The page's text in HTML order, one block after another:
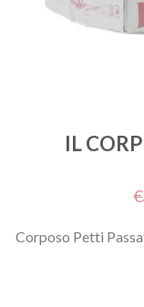
IL
€
Corposo Petti